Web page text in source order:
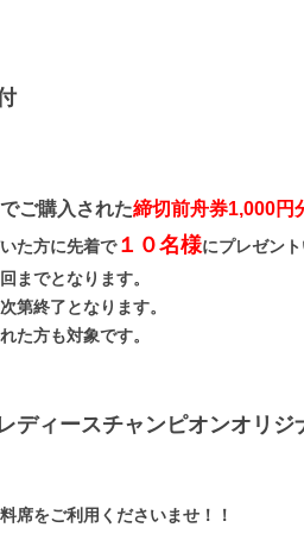
ご購入された締切前舟券1,000円
た方に先着で１０名様にプレゼン
までとなります。
第終了となります。
た方も対象です。
ィースチャンピオンオリジ
席をご利用くださいませ！！